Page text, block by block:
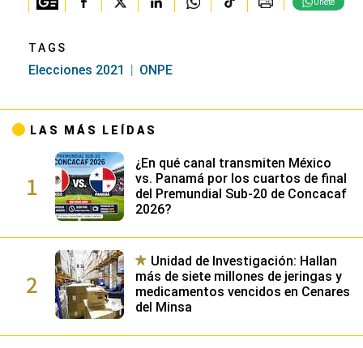
Únete
TAGS
Elecciones 2021 ONPE
LAS MÁS LEÍDAS
1
¿En qué canal transmiten México
vs. Panamá por los cuartos de final
del Premundial Sub-20 de Concacaf
2026?
2
Unidad de Investigación: Hallan
más de siete millones de jeringas y
medicamentos vencidos en Cenares
del Minsa